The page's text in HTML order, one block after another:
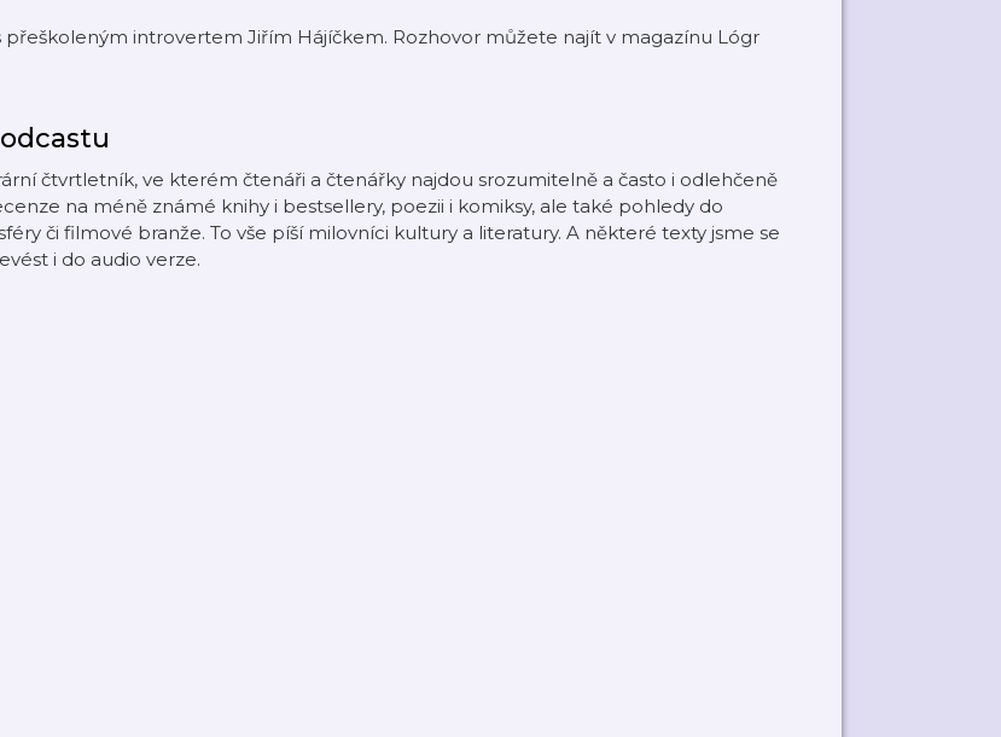
přeškoleným introvertem Jiřím Hájíčkem. Rozhovor můžete najít v magazínu Lógr
čtvrtletník, ve kterém čtenáři a čtenářky najdou srozumitelně a často i odlehčeně
na méně známé knihy i bestsellery, poezii i komiksy, ale také pohledy do
či filmové branže. To vše píší milovníci kultury a literatury. A některé texty jsme se
i do audio verze.